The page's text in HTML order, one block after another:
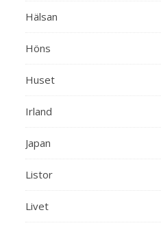
Hälsan
Höns
Huset
Irland
Japan
Listor
Livet